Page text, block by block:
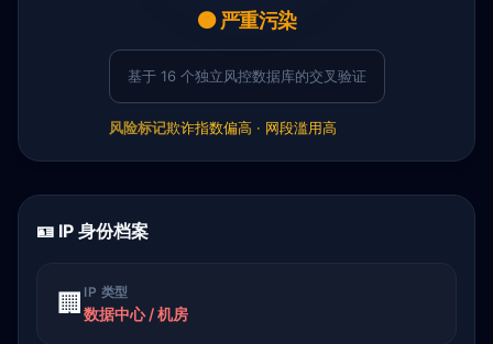
🟠 严重污染
基于 16 个独立风控数据库的交叉验证
风险标记欺诈指数偏高 · 网段滥用高
🪪 IP 身份档案
🏢 IP 类型
数据中心 / 机房